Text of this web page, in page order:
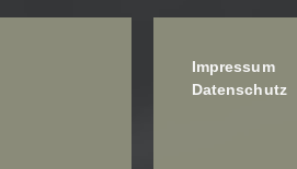
Impressum
Datenschutz